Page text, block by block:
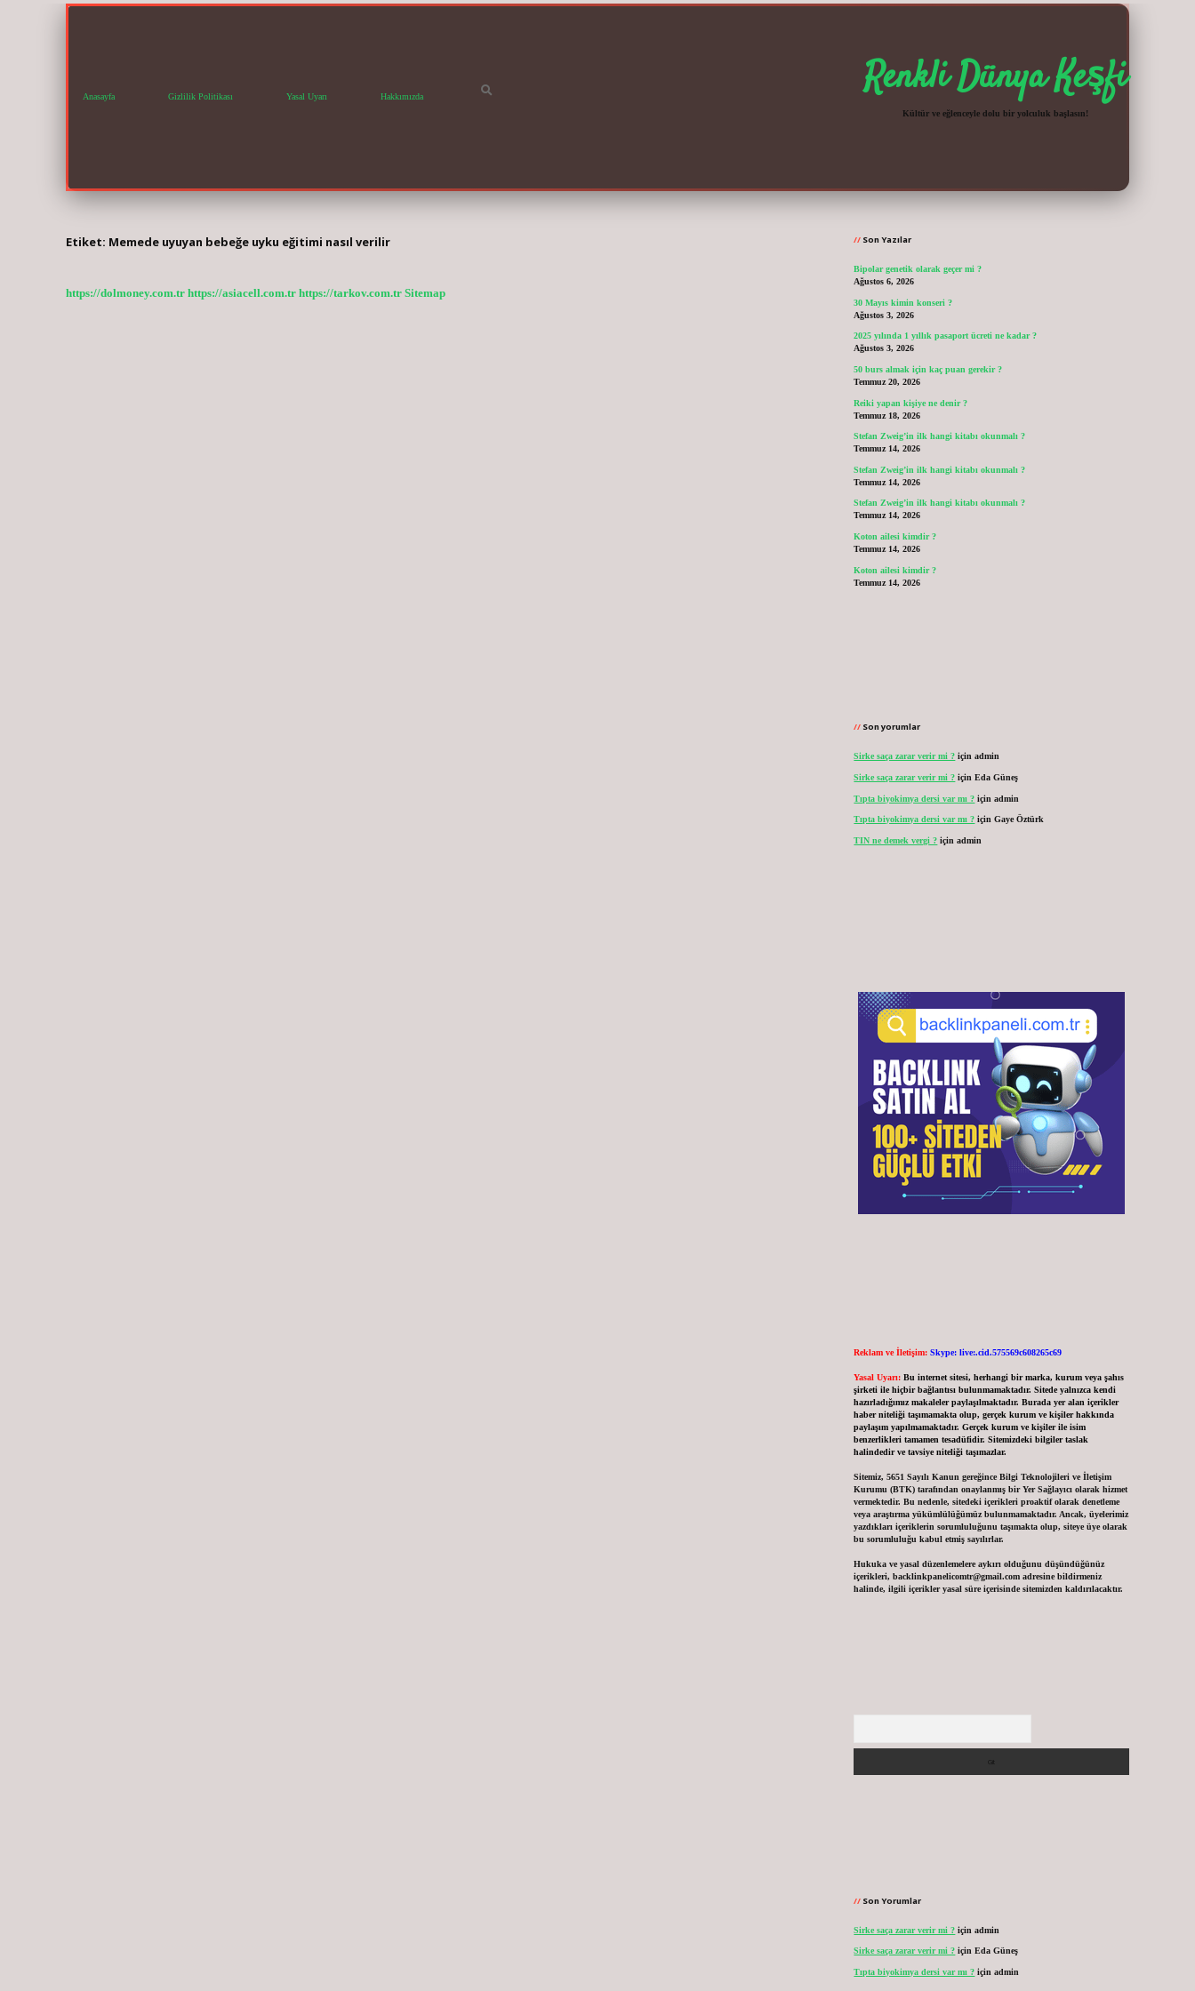
Anasayfa Gizlilik Politikası Yasal Uyarı Hakkımızda Renkli Dünya Keşfi
Kültür ve eğlenceyle dolu bir yolculuk başlasın!
Etiket: Memede uyuyan bebeğe uyku eğitimi nasıl verilir
https://dolmoney.com.tr https://asiacell.com.tr https://tarkov.com.tr Sitemap
Sidebar
Son Yazılar
Bipolar genetik olarak geçer mi ?
Ağustos 6, 2026
30 Mayıs kimin konseri ?
Ağustos 3, 2026
2025 yılında 1 yıllık pasaport ücreti ne kadar ?
Ağustos 3, 2026
50 burs almak için kaç puan gerekir ?
Temmuz 20, 2026
Reiki yapan kişiye ne denir ?
Temmuz 18, 2026
Stefan Zweig’in ilk hangi kitabı okunmalı ?
Temmuz 14, 2026
Stefan Zweig’in ilk hangi kitabı okunmalı ?
Temmuz 14, 2026
Stefan Zweig’in ilk hangi kitabı okunmalı ?
Temmuz 14, 2026
Koton ailesi kimdir ?
Temmuz 14, 2026
Koton ailesi kimdir ?
Temmuz 14, 2026
Son yorumlar
Sirke saça zarar verir mi ? içinadmin
Sirke saça zarar verir mi ? içinEda Güneş
Tıpta biyokimya dersi var mı ? içinadmin
Tıpta biyokimya dersi var mı ? içinGaye Öztürk
TIN ne demek vergi ? içinadmin
Reklam ve İletişim: Skype: live:.cid.575569c608265c69
Yasal Uyarı: Bu internet sitesi, herhangi bir marka, kurum veya şahıs
şirketi ile hiçbir bağlantısı bulunmamaktadır. Sitede yalnızca kendi
hazırladığımız makaleler paylaşılmaktadır. Burada yer alan içerikler
haber niteliği taşımamakta olup, gerçek kurum ve kişiler hakkında
paylaşım yapılmamaktadır. Gerçek kurum ve kişiler ile isim
benzerlikleri tamamen tesadüfidir. Sitemizdeki bilgiler taslak
halindedir ve tavsiye niteliği taşımazlar.
Sitemiz, 5651 Sayılı Kanun gereğince Bilgi Teknolojileri ve İletişim
Kurumu (BTK) tarafından onaylanmış bir Yer Sağlayıcı olarak hizmet
vermektedir. Bu nedenle, sitedeki içerikleri proaktif olarak denetleme
veya araştırma yükümlülüğümüz bulunmamaktadır. Ancak, üyelerimiz
yazdıkları içeriklerin sorumluluğunu taşımakta olup, siteye üye olarak
bu sorumluluğu kabul etmiş sayılırlar.
Hukuka ve yasal düzenlemelere aykırı olduğunu düşündüğünüz
içerikleri,backlinkpanelicomtr@gmail.com adresine bildirmeniz
halinde, ilgili içerikler yasal süre içerisinde sitemizden kaldırılacaktır.
Son Yorumlar
Sirke saça zarar verir mi ? içinadmin
Sirke saça zarar verir mi ? içinEda Güneş
Tıpta biyokimya dersi var mı ? içinadmin